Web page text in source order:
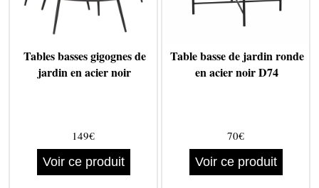
Tables basses gigognes de
jardin en acier noir
149€
Voir ce produit
Table basse de jardin ronde
en acier noir D74
70€
Voir ce produit